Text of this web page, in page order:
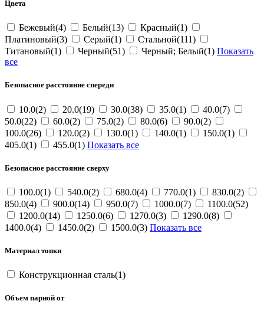
Цвета
Бежевый(4) Белый(13)
Красный(1)
Платиновый(3)
Серый(1)
Стальной(111)
Титановый(1)
Черный(51) Черный; Белый(1) Показать
все
Безопасное расстояние спереди
10.0(2) 20.0(19) 30.0(38) 35.0(1)
40.0(7)
50.0(22)
60.0(2) 75.0(2) 80.0(6)
90.0(2)
100.0(26)
120.0(2) 130.0(1) 140.0(1)
150.0(1)
405.0(1)
455.0(1) Показать все
Безопасное расстояние сверху
100.0(1) 540.0(2) 680.0(4) 770.0(1)
830.0(2)
850.0(4)
900.0(14) 950.0(7) 1000.0(7)
1100.0(52)
1200.0(14)
1250.0(6) 1270.0(3)
1290.0(8)
1400.0(4)
1450.0(2) 1500.0(3) Показать все
Материал топки
Конструкционная сталь(1)
Объем парной от